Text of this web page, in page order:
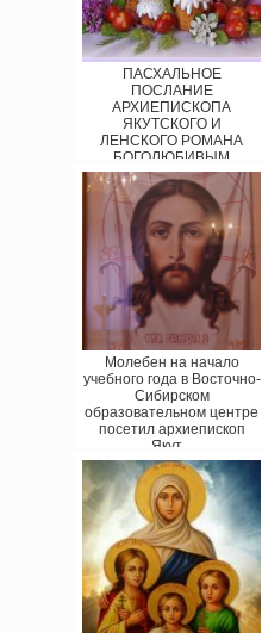
ПАСХАЛЬНОЕ
ПОСЛАНИЕ
АРХИЕПИСКОПА
ЯКУТСКОГО И
ЛЕНСКОГО РОМАНА
БОГОЛЮБИВЫМ
ПАСТЫРЯМ, ЧЕСТНОМУ
МОНАШЕСТ...
Молебен на начало
учебного года в Восточно-
Сибирском
образовательном центре
посетил архиепископ
Якут...